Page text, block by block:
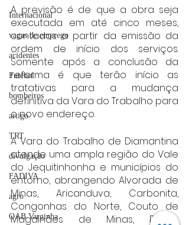
Internacional
vagas de emprego
acidentes
Futebol
bombeiros
artigo
TRT
divulgação
FADIVA
agro
OAB Varginha
A previsão é de que a obra seja
executada em até cinco meses,
contados a partir da emissão da
ordem de início dos serviços.
Somente após a conclusão da
reforma é que terão início as
tratativas para a mudança
definitiva da Vara do Trabalho para
o novo endereço.
A Vara do Trabalho de Diamantina
atende uma ampla região do Vale
do Jequitinhonha e municípios do
entorno, abrangendo Alvorada de
Minas, Aricanduva, Carbonita,
Congonhas do Norte, Couto de
Magalhães de Minas, Datas,